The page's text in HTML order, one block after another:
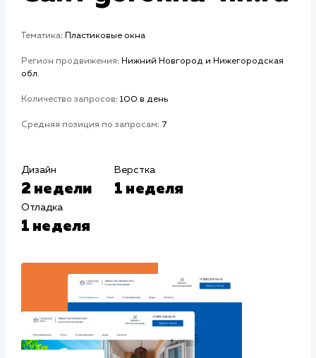
#Контекстная реклама #Продвижение
Сайтgorokna-